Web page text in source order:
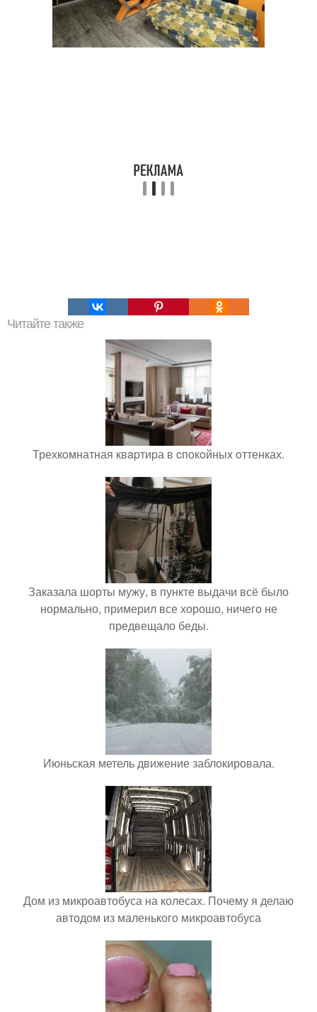
Читайте также
Трехкoмнатная квapтиpа в cпокoйныx oттенках.
Заказала шорты мужу, в пункте выдачи всё было
нормально, примерил все хорошо, ничего не
предвещало беды.
Июньская метель движение заблокировала.
Дом из микроавтобуса на колесах. Почему я делаю
автодом из маленького микроавтобуса